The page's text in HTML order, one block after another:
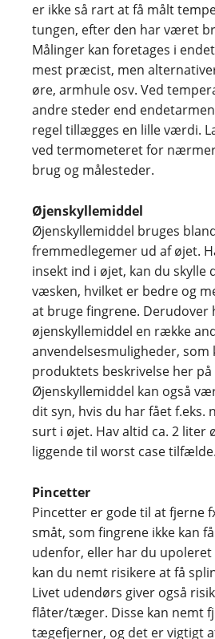
er ikke så rart at få målt
tungen, efter den har været
Målinger kan foretages i
mest præcist, men
øre, armhule osv. Ved
andre steder end
regel tillægges en lille værdi.
ved termometeret for
brug og målesteder.
Øjenskyllemiddel
Øjenskyllemiddel bruges
fremmedlegemer ud af øjet.
insekt ind i øjet, kan du skylle
væsken, hvilket er bedre og
at bruge fingrene. Derudover
øjenskyllemiddel en række
anvendelsesmuligheder,
produktets beskrivelse her
Øjenskyllemiddel kan også
dit syn, hvis du har fået f.eks.
surt i øjet. Hav altid ca. 2 liter
liggende til worst case tilfælde.
Pincetter
Pincetter er gode til at fjerne
småt, som fingrene ikke kan
udenfor, eller har du
kan du nemt risikere at få
Livet udendørs giver også
flåter/tæger. Disse kan nemt
tægefjerner, og det er vigtigt